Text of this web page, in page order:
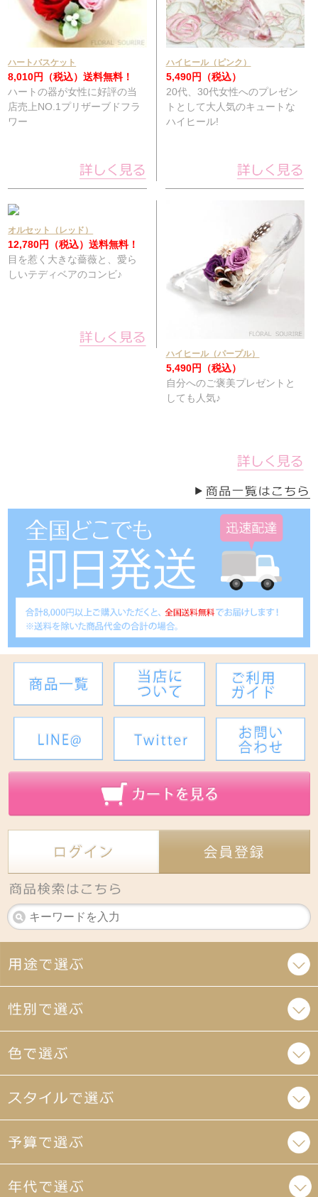
ハートバスケット
8,010円（税込）送料無料！
ハートの器が女性に好評の当
店売上NO.1プリザーブドフラ
ワー
ハイヒール（ピンク）
5,490円（税込）
20代、30代女性へのプレゼン
トとして大人気のキュートな
ハイヒール!
オルセット（レッド）
12,780円（税込）送料無料！
目を惹く大きな薔薇と、愛ら
しいテディベアのコンビ♪
ハイヒール（パープル）
5,490円（税込）
自分へのご褒美プレゼントと
しても人気♪